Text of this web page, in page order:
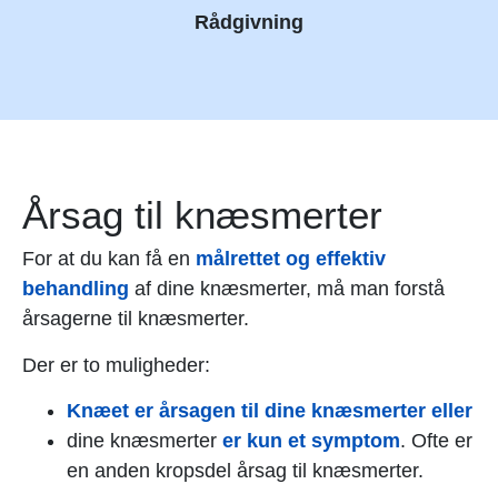
Rådgivning
Årsag til knæsmerter
For at du kan få en målrettet og effektiv
behandling af dine knæsmerter, må man forstå
årsagerne til knæsmerter.
Der er to muligheder:
Knæet er årsagen til dine knæsmerter eller
dine knæsmerter er kun et symptom. Ofte er
en anden kropsdel årsag til knæsmerter.